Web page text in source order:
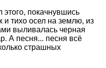
этого, покачнувшись
и тихо осел на землю, из
выливалась черная
А песня... песня всё
страшных